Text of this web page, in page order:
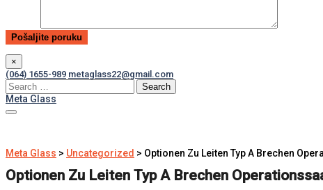
×
(064) 1655-989 metaglass22@gmail.com
Search
for:
Meta Glass
Meta Glass > Uncategorized > Optionen Zu Leiten Typ A Brechen
Optionen Zu Leiten Typ A Brechen